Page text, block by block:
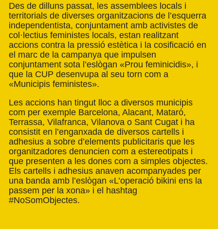
Des de dilluns passat, les assemblees locals i
territorials de diverses organitzacions de l’esquerra
independentista, conjuntament amb activistes de
col·lectius feministes locals, estan realitzant
accions contra la pressió estètica i la cosificació en
el marc de la campanya que impulsen
conjuntament sota l’eslògan «Prou feminicidis», i
que la CUP desenvupa al seu torn com a
«Municipis feministes».
Les accions han tingut lloc a diversos municipis
com per exemple Barcelona, Alacant, Mataró,
Terrassa, Vilafranca, Vilanova o Sant Cugat i ha
consistit en l’enganxada de diversos cartells i
adhesius a sobre d’elements publicitaris que les
organitzadores denuncien com a estereotipats i
que presenten a les dones com a simples objectes.
Els cartells i adhesius anaven acompanyades per
una banda amb l’eslògan «L’operació bikini ens la
passem per la xona» i el hashtag
#NoSomObjectes.